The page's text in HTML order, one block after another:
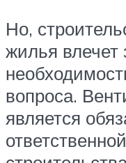
Но,
жилья влечет
вопроса.
является